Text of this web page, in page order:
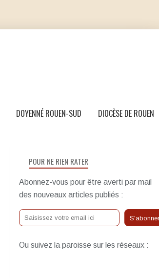
DOYENNÉ ROUEN-SUD DIOCÈSE DE ROUEN
POUR NE RIEN RATER
Abonnez-vous pour être averti par mail
des nouveaux articles publiés :
Ou suivez la paroisse sur les réseaux :